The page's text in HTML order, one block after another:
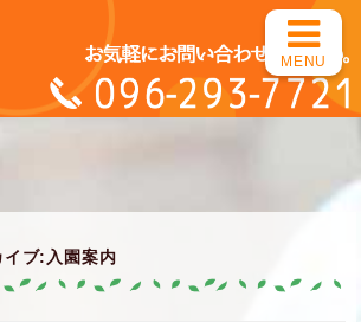
イブ:入園案内
MENU